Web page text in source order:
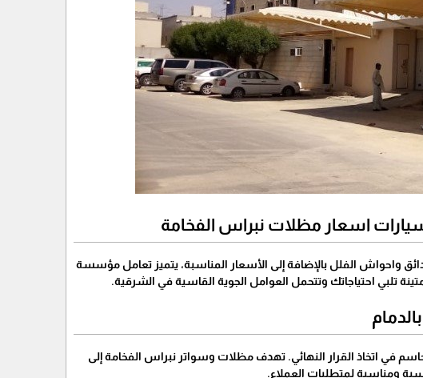
اسعار مظلات نبراس الفخامة
واحواش الفلل بالإضافة إلى الأسعار المناسبة، يتميز تعامل مؤسسة
تلبي احتياجاتك وتتحمل العوامل الجوية القاسية في الشرقية.
في اتخاذ القرار النهائي. تهدف مظلات وسواتر نبراس الفخامة إلى
ومناسبة لمتطلبات العملاء.